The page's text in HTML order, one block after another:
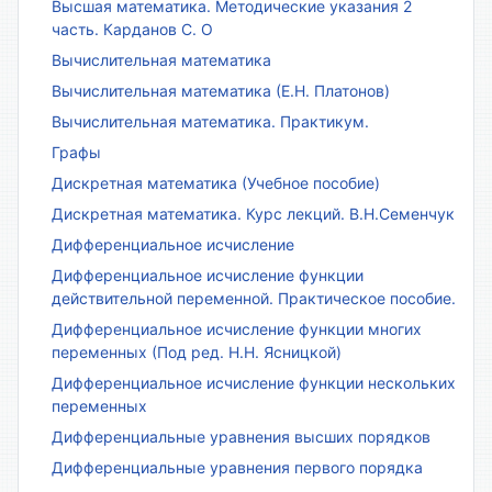
Высшая математика. Методические указания 2
часть. Карданов С. О
Вычислительная математика
Вычислительная математика (Е.Н. Платонов)
Вычислительная математика. Практикум.
Графы
Дискретная математика (Учебное пособие)
Дискретная математика. Курс лекций. В.Н.Семенчук
Дифференциальное исчисление
Дифференциальное исчисление функции
действительной переменной. Практическое пособие.
Дифференциальное исчисление функции многих
переменных (Под ред. Н.Н. Ясницкой)
Дифференциальное исчисление функции нескольких
переменных
Дифференциальные уравнения высших порядков
Дифференциальные уравнения первого порядка